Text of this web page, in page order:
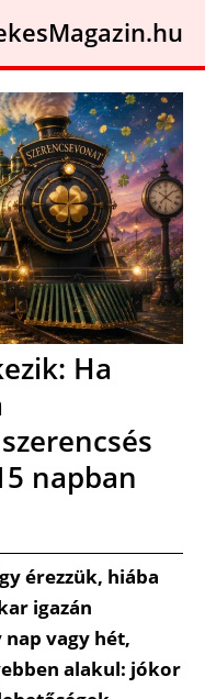
Ha
napban
érezzük, hiába
igazán
vagy hét,
alakul: jókor